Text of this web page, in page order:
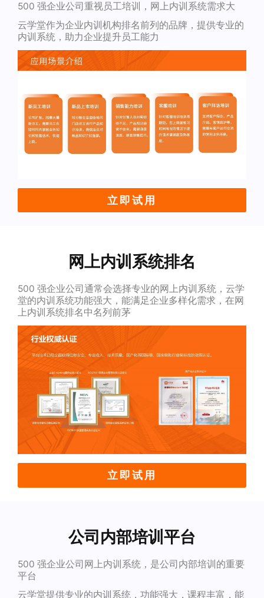
500 强企业公司重视员工培训，网上内训系统需求大
云学堂作为企业内训机构排名前列的品牌，提供专业的
内训系统，助力企业提升员工能力
立即试用
网上内训系统排名
500 强企业公司通常会选择专业的网上内训系统，云学
堂的内训系统功能强大，能满足企业多样化需求，在网
上内训系统排名中名列前茅
立即试用
公司内部培训平台
500 强企业公司网上内训系统，是公司内部培训的重要
平台
云学堂提供专业的内训系统，功能强大，课程丰富，能